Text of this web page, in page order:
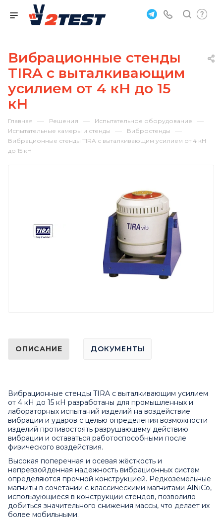
Вибрационные стенды
TIRA с выталкивающим
усилием от 4 кН до 15
кН
Главная — Решения — Испытательное оборудование —
Испытательные камеры и стенды — Вибростенды —
Вибрационные стенды TIRA с выталкивающим усилием от 4 кН
до 15 кН
ОПИСАНИЕ ДОКУМЕНТЫ
Вибрационные стенды TIRA с выталкивающим усилием
от 4 кН до 15 кН разработаны для промышленных и
лабораторных испытаний изделий на воздействие
вибрации и ударов с целью определения возможности
изделий противостоять разрушающему действию
вибрации и оставаться работоспособными после
физического воздействия.
Высокая поперечная и осевая жёсткость и
непревзойденная надежность вибрационных систем
определяются прочной конструкцией. Редкоземельные
магниты в сочетании с классическими магнитами AlNiCo,
использующиеся в конструкции стендов, позволило
добиться значительного снижения массы, что делает их
более мобильными.